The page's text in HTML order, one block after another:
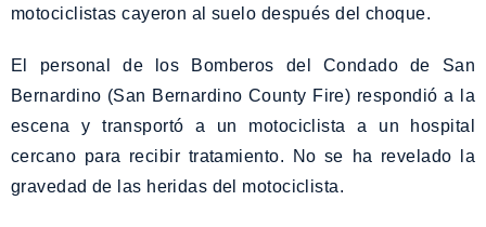
motociclistas cayeron al suelo después del choque.
El personal de los Bomberos del Condado de San
Bernardino (San Bernardino County Fire) respondió a la
escena y transportó a un motociclista a un hospital
cercano para recibir tratamiento. No se ha revelado la
gravedad de las heridas del motociclista.